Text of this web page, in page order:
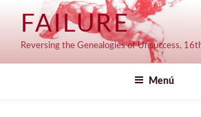
contenido
FAILURE
Reversing the Genealogies of Unsuccess,
Menú